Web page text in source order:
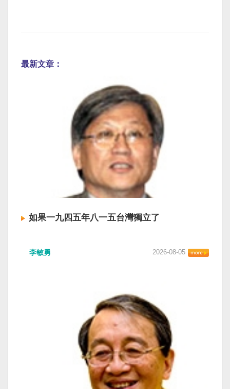
最新文章：
如果一九四五年八一五台灣獨立了
李敏勇 2026-08-05